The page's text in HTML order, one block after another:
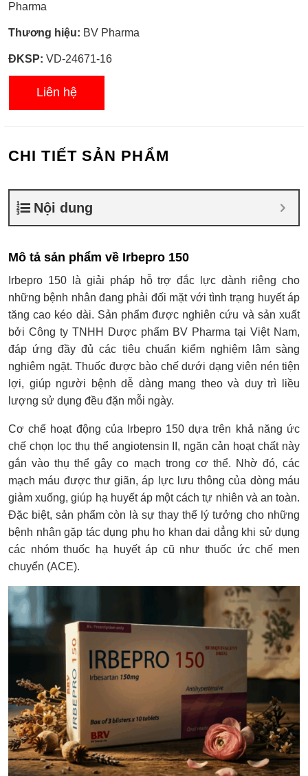
Pharma
Thương hiệu: BV Pharma
ĐKSP: VD-24671-16
Liên hệ
CHI TIẾT SẢN PHẨM
Nội dung
Mô tả sản phẩm về Irbepro 150
Irbepro 150 là giải pháp hỗ trợ đắc lực dành riêng cho
những bệnh nhân đang phải đối mặt với tình trạng huyết áp
tăng cao kéo dài. Sản phẩm được nghiên cứu và sản xuất
bởi Công ty TNHH Dược phẩm BV Pharma tại Việt Nam,
đáp ứng đầy đủ các tiêu chuẩn kiểm nghiệm lâm sàng
nghiêm ngặt. Thuốc được bào chế dưới dạng viên nén tiện
lợi, giúp người bệnh dễ dàng mang theo và duy trì liều
lượng sử dụng đều đặn mỗi ngày.
Cơ chế hoạt động của Irbepro 150 dựa trên khả năng ức
chế chọn lọc thụ thể angiotensin II, ngăn cản hoạt chất này
gắn vào thụ thể gây co mạch trong cơ thể. Nhờ đó, các
mạch máu được thư giãn, áp lực lưu thông của dòng máu
giảm xuống, giúp hạ huyết áp một cách tự nhiên và an toàn.
Đặc biệt, sản phẩm còn là sự thay thế lý tưởng cho những
bệnh nhân gặp tác dụng phụ ho khan dai dẳng khi sử dụng
các nhóm thuốc hạ huyết áp cũ như thuốc ức chế men
chuyển (ACE).